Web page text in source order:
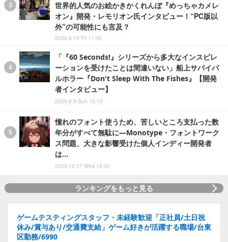
世界的人気のお絵かきかくれんぼ『めっちゃカメレ
オン』開発・レモリオン氏インタビュー！“PC版以
外”の可能性にも言及？
2026.6.19 Fri 11:45
「『60 Seconds!』シリーズから多大なインスピレ
ーションを受けたことは間違いない」船上サバイバ
ルホラー『Don't Sleep With The Fishes』【開発
者インタビュー】
2026.8.9 Sun 18:15
憧れのフォント使うため、苦しいところ支払った数
年分がすべて無駄に―Monotype・フォントワーク
ス問題、大きな影響受けた個人インディー開発者
は…
2025.12.17 Wed 18:00
ランキングをもっと見る
ゲームテスティングスタッフ・未経験歓迎「正社員/土日祝
休み/賞与あり/交通費支給」ゲーム好きが活躍する職場/台東
区勤務/6990